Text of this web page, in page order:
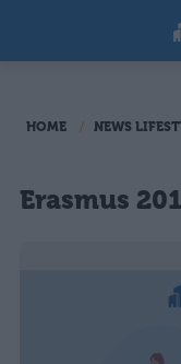
HOME NEWS
Erasmus